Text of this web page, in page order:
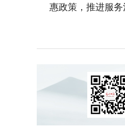
惠政策，推进服